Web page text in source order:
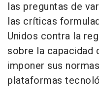
las preguntas de
las críticas
Unidos contra la
sobre la capacidad
imponer sus
plataformas